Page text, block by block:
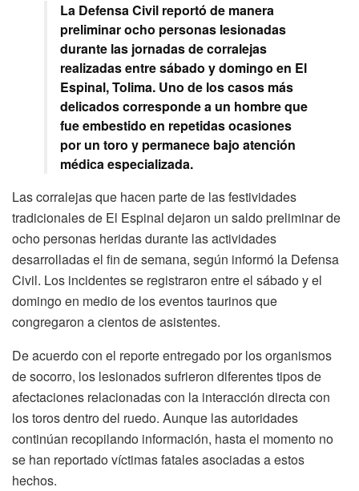
La Defensa Civil reportó de manera
preliminar ocho personas lesionadas
durante las jornadas de corralejas
realizadas entre sábado y domingo en El
Espinal, Tolima. Uno de los casos más
delicados corresponde a un hombre que
fue embestido en repetidas ocasiones
por un toro y permanece bajo atención
médica especializada.
Las corralejas que hacen parte de las festividades
tradicionales de El Espinal dejaron un saldo preliminar de
ocho personas heridas durante las actividades
desarrolladas el fin de semana, según informó la Defensa
Civil. Los incidentes se registraron entre el sábado y el
domingo en medio de los eventos taurinos que
congregaron a cientos de asistentes.
De acuerdo con el reporte entregado por los organismos
de socorro, los lesionados sufrieron diferentes tipos de
afectaciones relacionadas con la interacción directa con
los toros dentro del ruedo. Aunque las autoridades
continúan recopilando información, hasta el momento no
se han reportado víctimas fatales asociadas a estos
hechos.